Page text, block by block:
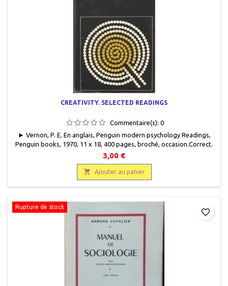
CREATIVITY. SELECTED READINGS
Commentaire(s): 0
► Vernon, P. E. En anglais, Penguin modern psychology Readings,
Penguin books, 1970, 11 x 18, 400 pages, broché, occasion.Correct.
Couverture usagée. Papier intérieur jauni.
3,00 €
 Ajouter au panier
Rupture de stock
favorite_border